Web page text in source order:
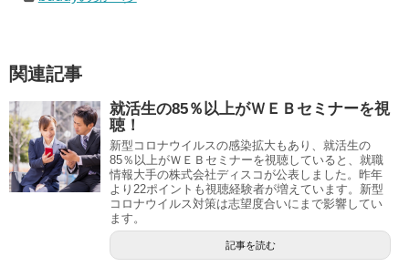
関連記事
就活生の85％以上がＷＥＢセミナーを視
聴！
新型コロナウイルスの感染拡大もあり、就活生の
85％以上がＷＥＢセミナーを視聴していると、就職
情報大手の株式会社ディスコが公表しました。昨年
より22ポイントも視聴経験者が増えています。新型
コロナウイルス対策は志望度合いにまで影響してい
ます。
記事を読む